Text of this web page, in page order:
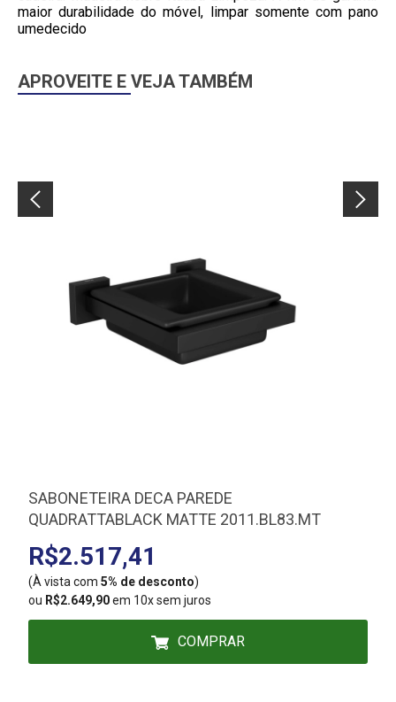
maior durabilidade do móvel, limpar somente com pano
umedecido
APROVEITE E VEJA TAMBÉM
SABONETEIRA DECA PAREDE
QUADRATTABLACK MATTE 2011.BL83.MT
R$2.517,41
(À vista com 5% de desconto)
ou R$2.649,90em 10x sem juros
COMPRAR